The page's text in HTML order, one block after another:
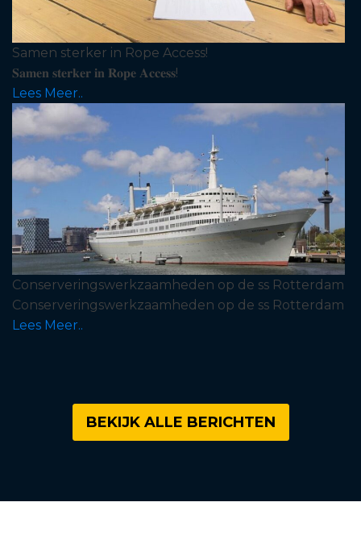
Samen sterker in Rope Access!
𝐒𝐚𝐦𝐞𝐧 𝐬𝐭𝐞𝐫𝐤𝐞𝐫 𝐢𝐧 𝐑𝐨𝐩𝐞 𝐀𝐜𝐜𝐞𝐬𝐬!
Lees Meer..
Conserveringswerkzaamheden op de ss Rotterdam
Conserveringswerkzaamheden op de ss Rotterdam
Lees Meer..
BEKIJK ALLE BERICHTEN